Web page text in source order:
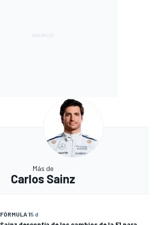
Más de
Carlos Sainz
FÓRMULA 15 d